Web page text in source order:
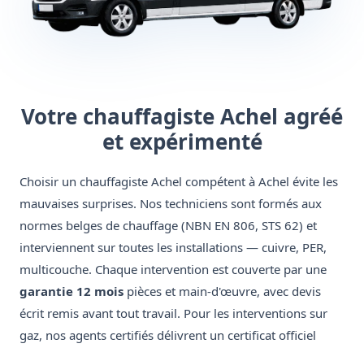
Votre chauffagiste Achel agréé
et expérimenté
Choisir un chauffagiste Achel compétent à Achel évite les
mauvaises surprises. Nos techniciens sont formés aux
normes belges de chauffage (NBN EN 806, STS 62) et
interviennent sur toutes les installations — cuivre, PER,
multicouche. Chaque intervention est couverte par une
garantie 12 mois pièces et main-d'œuvre, avec devis
écrit remis avant tout travail. Pour les interventions sur
gaz, nos agents certifiés délivrent un certificat officiel